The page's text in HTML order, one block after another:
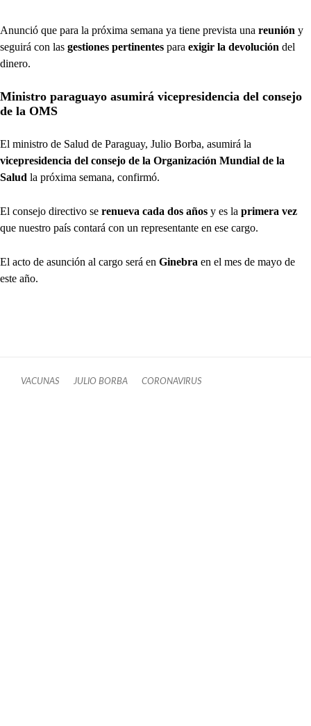
Anunció que para la próxima semana ya tiene prevista una reunión y
seguirá con las gestiones pertinentes para exigir la devolución del
dinero.
Ministro paraguayo asumirá vicepresidencia del consejo
de la OMS
El ministro de Salud de Paraguay, Julio Borba, asumirá la
vicepresidencia del consejo de la Organización Mundial de la
Salud la próxima semana, confirmó.
El consejo directivo se renueva cada dos años y es la primera vez
que nuestro país contará con un representante en ese cargo.
El acto de asunción al cargo será en Ginebra en el mes de mayo de
este año.
VACUNAS JULIO BORBA CORONAVIRUS